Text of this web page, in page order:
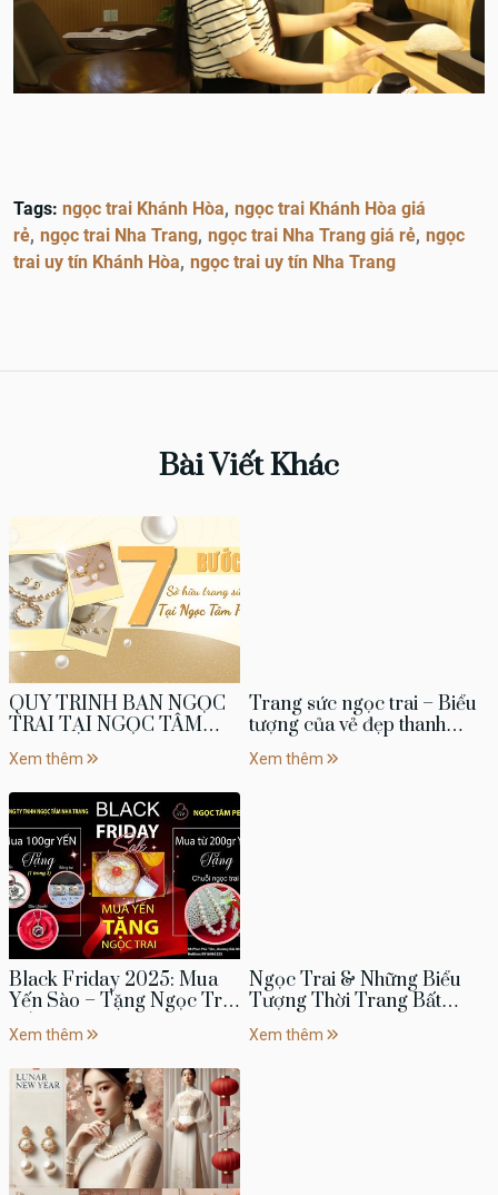
Tags: ngọc trai Khánh Hòa ngọc trai Khánh Hòa giá
rẻ ngọc trai Nha Trang ngọc trai Nha Trang giá rẻ ngọc
trai uy tín Khánh Hòa ngọc trai uy tín Nha Trang
Bài Viết Khác
QUY TRÌNH BÁN NGỌC
TRAI TẠI NGỌC TÂM
PEARL
Xem thêm
Trang sức ngọc trai – Biểu
tượng của vẻ đẹp thanh
lịch và khí chất vượt thời
gian
Xem thêm
Black Friday 2025: Mua
Yến Sào – Tặng Ngọc Trai
| Ưu Đãi Sức Khỏe &
Trang Sức Đẳng Cấp
Xem thêm
Ngọc Trai & Những Biểu
Tượng Thời Trang Bất
Diệt
Xem thêm